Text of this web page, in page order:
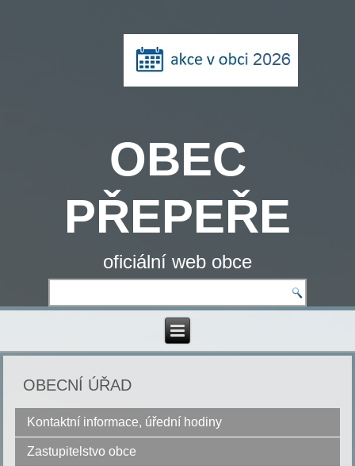
OBEC
PŘEPEŘE
oficiální web obce
OBECNÍ ÚŘAD
Kontaktní informace, úřední hodiny
Zastupitelstvo obce